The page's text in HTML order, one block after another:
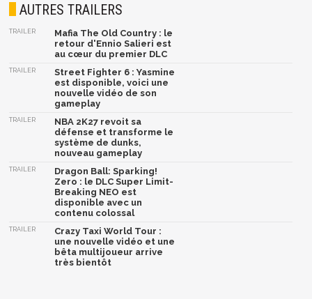
AUTRES TRAILERS
TRAILER
Mafia The Old Country : le
retour d'Ennio Salieri est
au cœur du premier DLC
TRAILER
Street Fighter 6 : Yasmine
est disponible, voici une
nouvelle vidéo de son
gameplay
TRAILER
NBA 2K27 revoit sa
défense et transforme le
système de dunks,
nouveau gameplay
TRAILER
Dragon Ball: Sparking!
Zero : le DLC Super Limit-
Breaking NEO est
disponible avec un
contenu colossal
TRAILER
Crazy Taxi World Tour :
une nouvelle vidéo et une
bêta multijoueur arrive
très bientôt